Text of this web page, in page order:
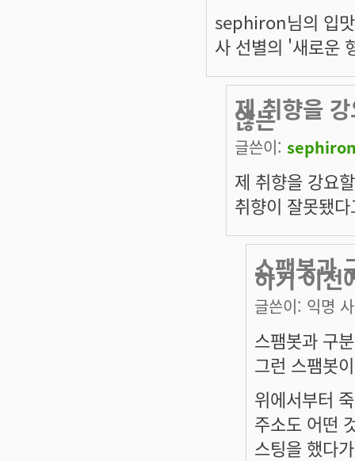
sephiron님의 입
사 선별의 '새로운
제 취향을
않는
글쓴이:
제 취향을 강요
취향이 잘못됐
스팸봇과
하기 이전
글쓴이: 익명
스팸봇과 구
그런 스팸봇
위에서부터
주소도 어떤
스팅을 했다가